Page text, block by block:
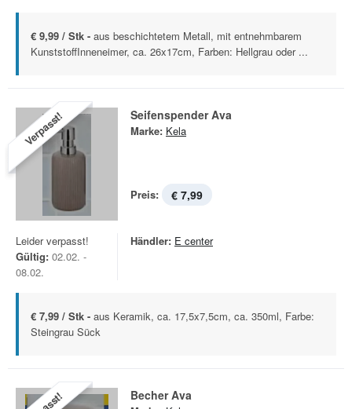
€ 9,99 / Stk - aus beschichtetem Metall, mit entnehmbarem
KunststoffInneneimer, ca. 26x17cm, Farben: Hellgrau oder ...
Verpasst! Seifenspender Ava
Marke: Kela
Preis: € 7,99
Leider verpasst!
Gültig: 02.02. -
08.02.
Händler: E center
€ 7,99 / Stk - aus Keramik, ca. 17,5x7,5cm, ca. 350ml, Farbe:
Steingrau Sück
Becher Ava